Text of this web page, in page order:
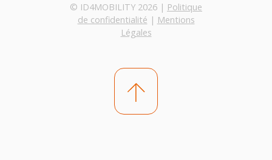
© ID4MOBILITY 2026 | Politique
de confidentialité | Mentions
Légales